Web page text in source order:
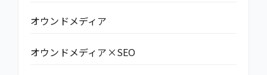
オウンドメディア
オウンドメディア×SEO